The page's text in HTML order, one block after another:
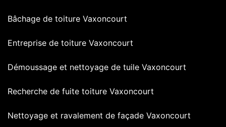
Bâchage de toiture Vaxoncourt
Entreprise de toiture Vaxoncourt
Démoussage et nettoyage de tuile Vaxoncourt
Recherche de fuite toiture Vaxoncourt
Nettoyage et ravalement de façade Vaxoncourt